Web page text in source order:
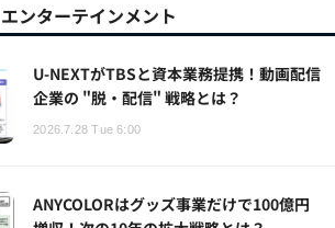
エンターテインメント
U-NEXTがTBSと資本業務提携！動画配信
企業の "脱・配信" 戦略とは？
2026.7.28 Tue 6:00
ANYCOLORはグッズ事業だけで100億円